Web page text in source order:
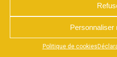
Personnaliser
Politique de cookies
Appuyez sur le bouton partager en